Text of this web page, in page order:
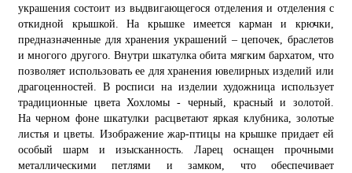
украшения состоит из выдвигающегося отделения и отделения с
откидной крышкой. На крышке имеется карман и крючки,
предназначенные для хранения украшений – цепочек, браслетов
и многого другого. Внутри шкатулка обита мягким бархатом, что
позволяет использовать ее для хранения ювелирных изделий или
драгоценностей. В росписи на изделии художница использует
традиционные цвета Хохломы - черный, красный и золотой.
На черном фоне шкатулки расцветают яркая клубника, золотые
листья и цветы. Изображение жар-птицы на крышке придает ей
особый шарм и изысканность. Ларец оснащен прочными
металлическими петлями и замком, что обеспечивает